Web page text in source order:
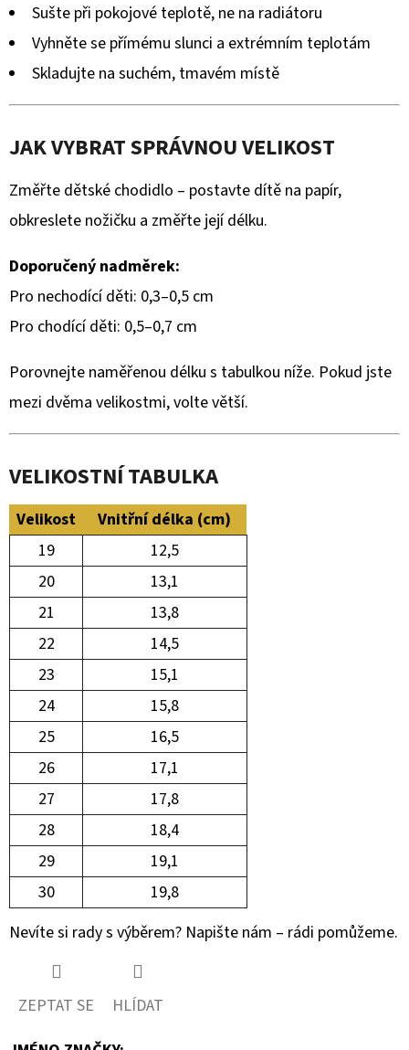
Sušte při pokojové teplotě, ne na radiátoru
Vyhněte se přímému slunci a extrémním teplotám
Skladujte na suchém, tmavém místě
JAK VYBRAT SPRÁVNOU VELIKOST
Změřte dětské chodidlo – postavte dítě na papír,
obkreslete nožičku a změřte její délku.
Doporučený nadměrek:
Pro nechodící děti: 0,3–0,5 cm
Pro chodící děti: 0,5–0,7 cm
Porovnejte naměřenou délku s tabulkou níže. Pokud jste
mezi dvěma velikostmi, volte větší.
VELIKOSTNÍ TABULKA
Velikost
Vnitřní délka (cm)
19
12,5
20
13,1
21
13,8
22
14,5
23
15,1
24
15,8
25
16,5
26
17,1
27
17,8
28
18,4
29
19,1
30
19,8
Nevíte si rady s výběrem? Napište nám – rádi pomůžeme.
ZEPTAT SE
HLÍDAT